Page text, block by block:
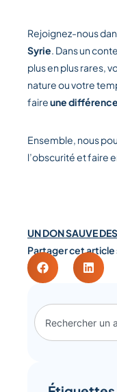
Rejoignez-nous
Syrie. Dans un
plus en plus rares,
nature ou votre
faireune
Ensemble, nous
l’obscurité et faire
UN DON SAUVE
Partager cet article